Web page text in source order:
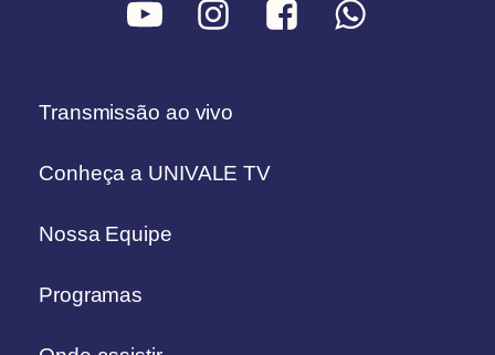
Transmissão ao vivo
Conheça a UNIVALE TV
Nossa Equipe
Programas